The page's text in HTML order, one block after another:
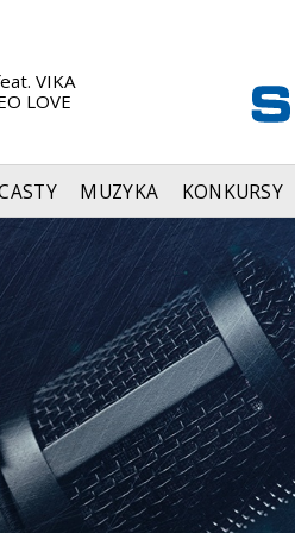
VIKA
LOVE
MUZYKA KONKURSY